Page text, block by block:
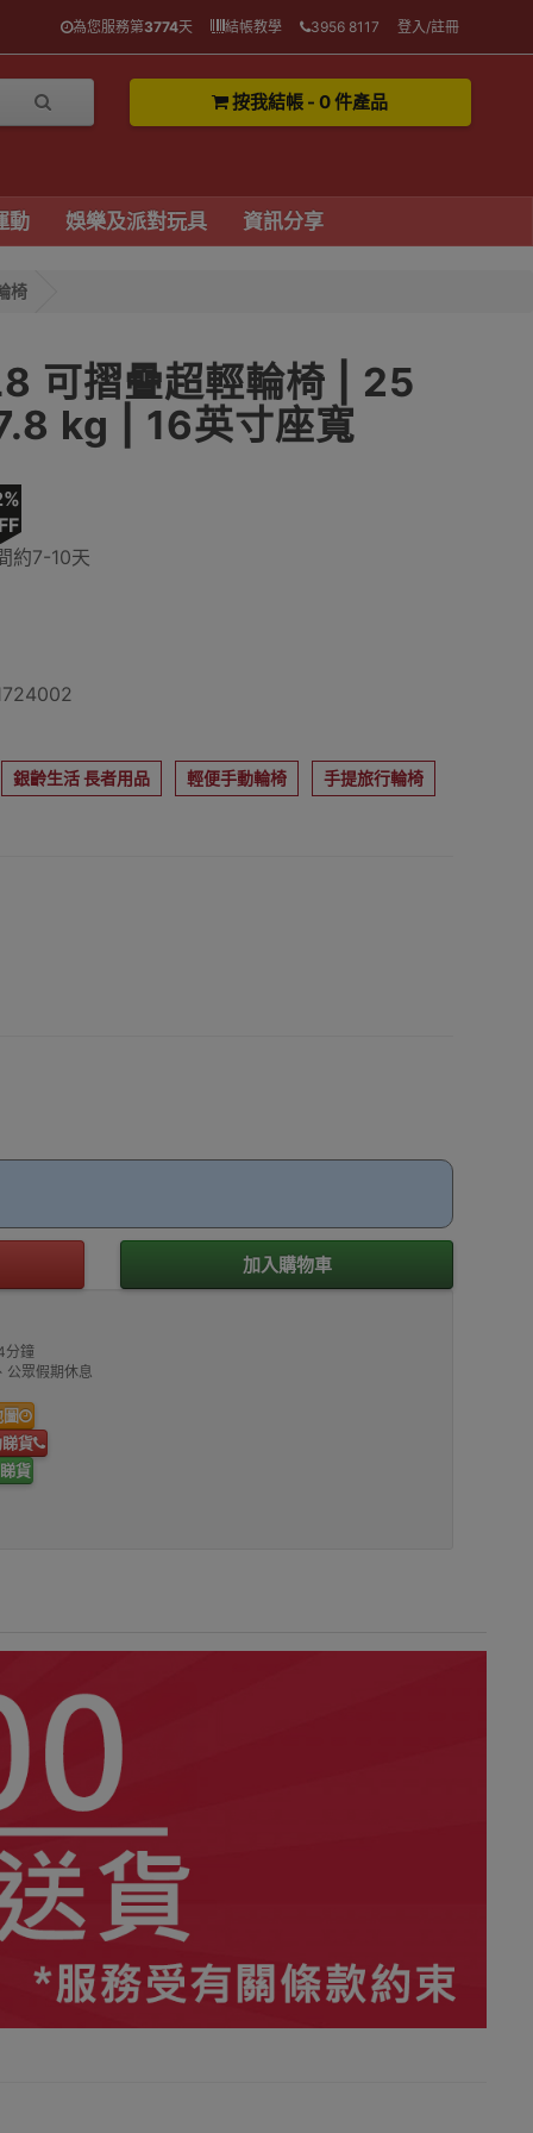
為您服務第3774天 結帳教學 3956 8117 登入/註冊
按我結帳 - 0 件產品
動 娛樂及派對玩具 資訊分享
椅
可摺疊超輕輪椅 | 25
kg | 16英寸座寬
約7-10天
銀齡生活 長者用品 輕便手動輪椅 手提旅行輪椅
加入購物車
分鐘
眾假期休息
貨
貨